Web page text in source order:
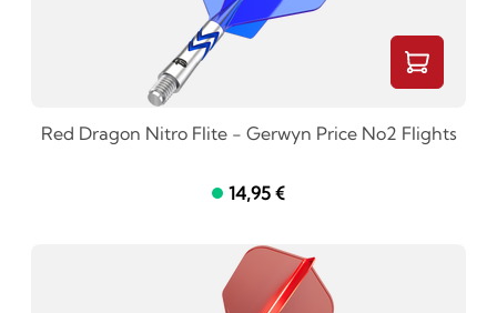
Red Dragon Nitro Flite - Gerwyn Price No2 Flights
14,95 €